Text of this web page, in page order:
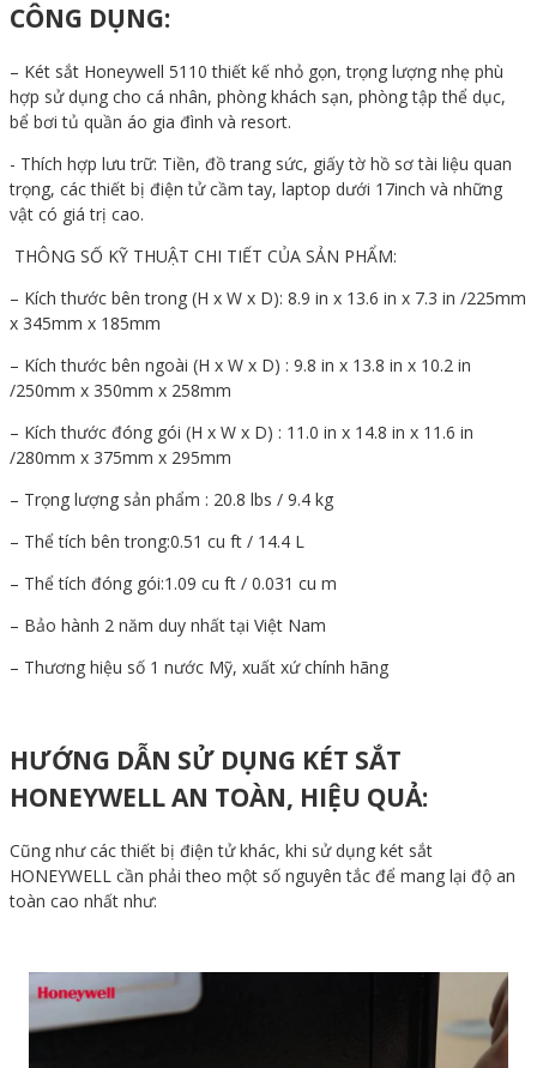
CÔNG DỤNG:
– Két sắt Honeywell 5110 thiết kế nhỏ gọn, trọng lượng nhẹ phù
hợp sử dụng cho cá nhân, phòng khách sạn, phòng tập thể dục,
bể bơi tủ quần áo gia đình và resort.
- Thích hợp lưu trữ: Tiền, đồ trang sức, giấy tờ hồ sơ tài liệu quan
trọng, các thiết bị điện tử cầm tay, laptop dưới 17inch và những
vật có giá trị cao.
THÔNG SỐ KỸ THUẬT CHI TIẾT CỦA SẢN PHẨM:
– Kích thước bên trong (H x W x D): 8.9 in x 13.6 in x 7.3 in /225mm
x 345mm x 185mm
– Kích thước bên ngoài (H x W x D) : 9.8 in x 13.8 in x 10.2 in
/250mm x 350mm x 258mm
– Kích thước đóng gói (H x W x D) : 11.0 in x 14.8 in x 11.6 in
/280mm x 375mm x 295mm
– Trọng lượng sản phẩm : 20.8 lbs / 9.4 kg
– Thể tích bên trong:0.51 cu ft / 14.4 L
– Thể tích đóng gói:1.09 cu ft / 0.031 cu m
– Bảo hành 2 năm duy nhất tại Việt Nam
– Thương hiệu số 1 nước Mỹ, xuất xứ chính hãng
HƯỚNG DẪN SỬ DỤNG KÉT SẮT
HONEYWELL AN TOÀN, HIỆU QUẢ:
Cũng như các thiết bị điện tử khác, khi sử dụng két sắt
HONEYWELL cần phải theo một số nguyên tắc để mang lại độ an
toàn cao nhất như: